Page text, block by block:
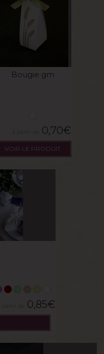
Bougie gm
0,70€
VOIR LE PRODUIT
0,85€